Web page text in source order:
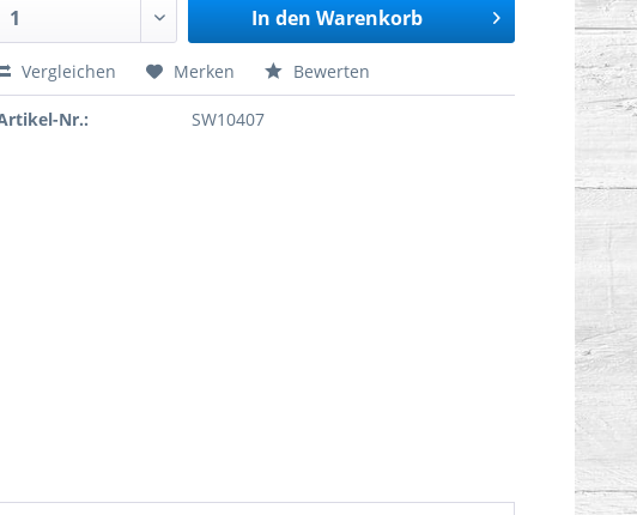
In den Warenkorb
Vergleichen Merken Bewerten
Nr.: SW10407